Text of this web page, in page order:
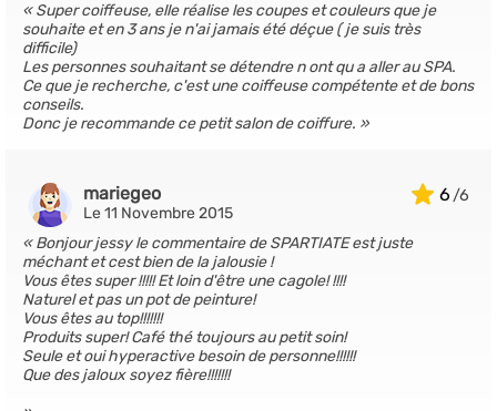
Super coiffeuse, elle réalise les coupes et couleurs que je
souhaite et en 3 ans je n'ai jamais été déçue ( je suis très
difficile)
Les personnes souhaitant se détendre n ont qu a aller au SPA.
Ce que je recherche, c'est une coiffeuse compétente et de bons
conseils.
Donc je recommande ce petit salon de coiffure.
6
mariegeo
Le 11 Novembre 2015
Bonjour jessy le commentaire de SPARTIATE est juste
méchant et cest bien de la jalousie !
Vous êtes super !!!!! Et loin d'être une cagole! !!!!
Naturel et pas un pot de peinture!
Vous êtes au top!!!!!!!
Produits super! Café thé toujours au petit soin!
Seule et oui hyperactive besoin de personne!!!!!!
Que des jaloux soyez fière!!!!!!!